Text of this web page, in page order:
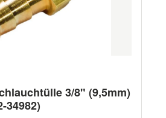
3/8" (9,5mm)
34982)